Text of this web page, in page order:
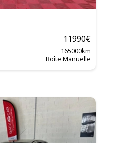
11990€
165000km
Boîte Manuelle